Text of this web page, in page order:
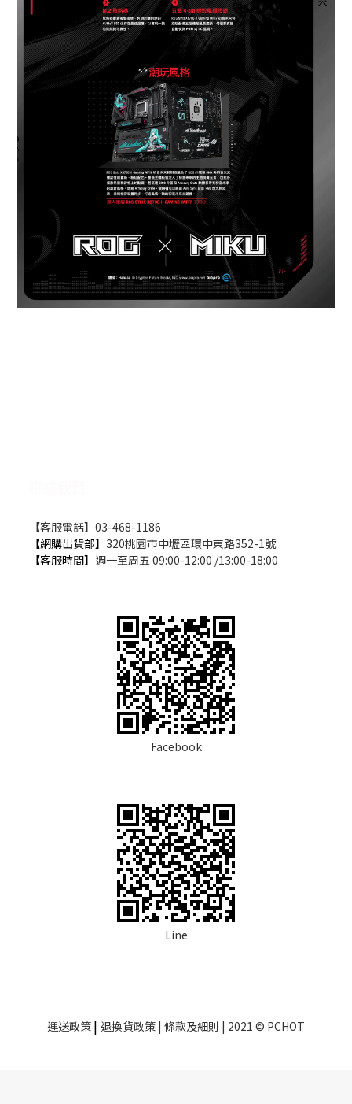
【客服電話】03-468-1186
【網購出貨部】 320桃園市中壢區環中東路352-1號
【客服時間】 週一至周五 09:00-12:00 /13:00-18:00
Facebook
Line
運送政策 | 退換貨政策 | 條款及細則 | 2021 © PCHOT